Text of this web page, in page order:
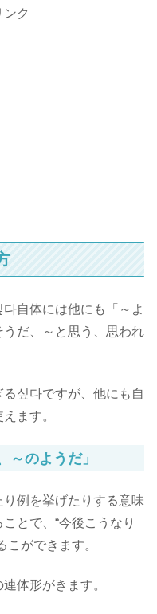
ンク
自体には他にも「～よ
だ、～と思う、思われ
る싶다ですが、他にも自
ます。
～のようだ」
例を挙げたりする意味
とで、 “今後こうなり
こができます。
体形がきます。